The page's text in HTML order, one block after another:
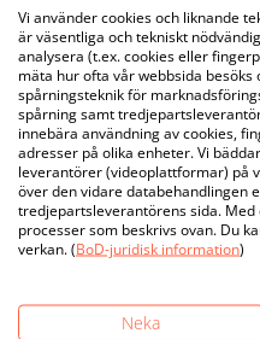
Vi använder cookies och liknande
är väsentliga och tekniskt
analysera (t.ex. cookies eller
mäta hur ofta vår webbsida besöks
spårningsteknik för
spårning samt
innebära användning av cookies,
adresser på olika enheter. Vi
leverantörer (videoplattformar) på
över den vidare databehandlingen
tredjepartsleverantörens sida.
processer som beskrivs ovan. Du
verkan. (BoD-juridisk information)
Neka